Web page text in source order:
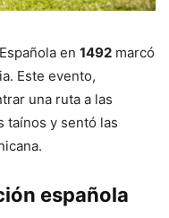
en 1492 marcó
Este evento,
una ruta a las
taínos y sentó las
española